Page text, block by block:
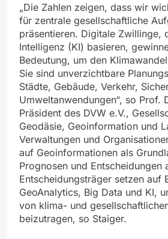
„Die Zahlen zeigen, dass wir
für zentrale gesellschaftliche
präsentieren. Digitale Zwillinge,
Intelligenz (KI) basieren,
Bedeutung, um den
Sie sind unverzichtbare
Städte, Gebäude, Verkehr,
Umweltanwendungen“, so Prof.
Präsident des DVW e.V.,
Geodäsie, Geoinformation und
Verwaltungen und
auf Geoinformationen als
Prognosen und Entscheidungen
Entscheidungsträger setzen auf
GeoAnalytics, Big Data und KI,
von klima- und
beizutragen, so Staiger.